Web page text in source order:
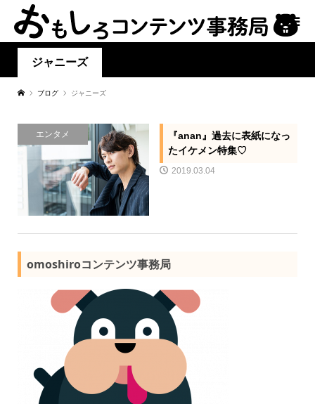
ジャニーズ
ブログ ジャニーズ
エンタメ
『anan』過去に表紙になっ
たイケメン特集♡
2019.03.04
omoshiroコンテンツ事務局